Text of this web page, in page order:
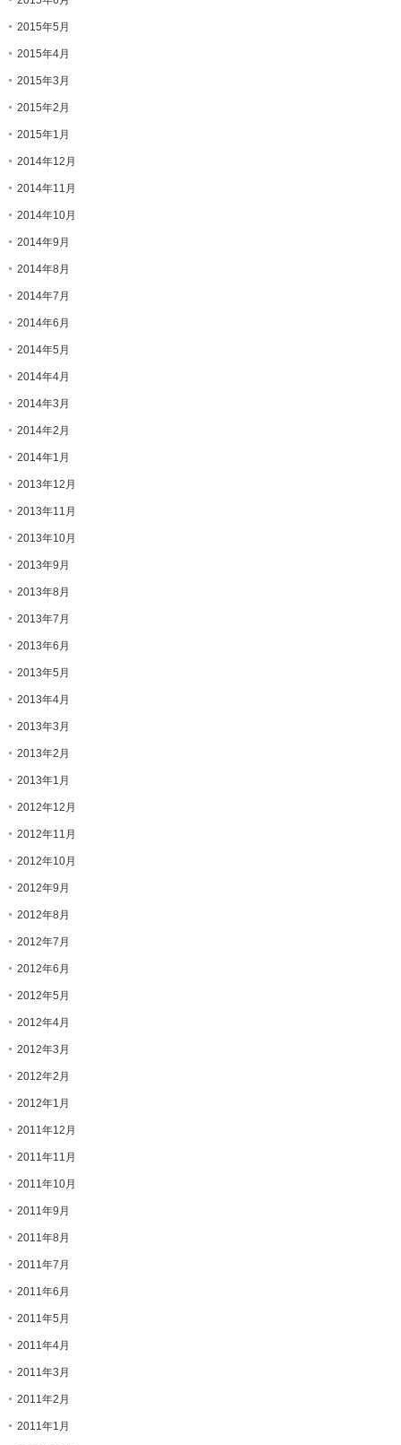
2015年5月
2015年4月
2015年3月
2015年2月
2015年1月
2014年12月
2014年11月
2014年10月
2014年9月
2014年8月
2014年7月
2014年6月
2014年5月
2014年4月
2014年3月
2014年2月
2014年1月
2013年12月
2013年11月
2013年10月
2013年9月
2013年8月
2013年7月
2013年6月
2013年5月
2013年4月
2013年3月
2013年2月
2013年1月
2012年12月
2012年11月
2012年10月
2012年9月
2012年8月
2012年7月
2012年6月
2012年5月
2012年4月
2012年3月
2012年2月
2012年1月
2011年12月
2011年11月
2011年10月
2011年9月
2011年8月
2011年7月
2011年6月
2011年5月
2011年4月
2011年3月
2011年2月
2011年1月